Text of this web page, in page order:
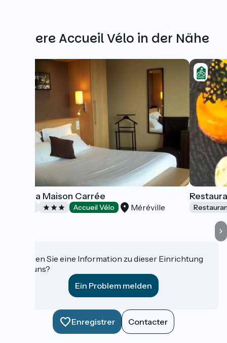
Weitere Accueil Vélo in der Nähe
Hôtel la Maison Carrée
Accueil Vélo Méréville
Haben Sie eine Information zu dieser Einrichtung
für uns?
Ein Problem melden
Enregistrer Contacter